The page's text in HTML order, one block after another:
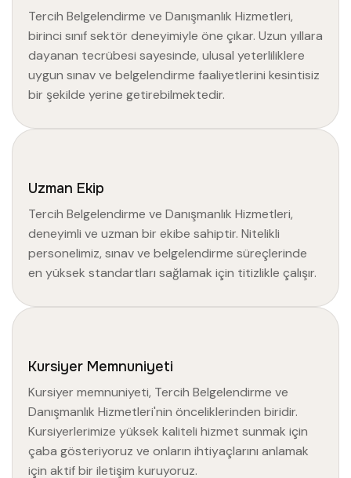
Tercih Belgelendirme ve Danışmanlık Hizmetleri,
birinci sınıf sektör deneyimiyle öne çıkar. Uzun yıllara
dayanan tecrübesi sayesinde, ulusal yeterliliklere
uygun sınav ve belgelendirme faaliyetlerini kesintisiz
bir şekilde yerine getirebilmektedir.
Uzman Ekip
Tercih Belgelendirme ve Danışmanlık Hizmetleri,
deneyimli ve uzman bir ekibe sahiptir. Nitelikli
personelimiz, sınav ve belgelendirme süreçlerinde
en yüksek standartları sağlamak için titizlikle çalışır.
Kursiyer Memnuniyeti
Kursiyer memnuniyeti, Tercih Belgelendirme ve
Danışmanlık Hizmetleri'nin önceliklerinden biridir.
Kursiyerlerimize yüksek kaliteli hizmet sunmak için
çaba gösteriyoruz ve onların ihtiyaçlarını anlamak
için aktif bir iletişim kuruyoruz.